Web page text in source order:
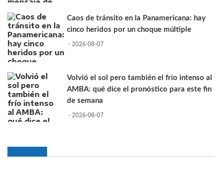
Caos de tránsito en la Panamericana: hay
cinco heridos por un choque múltiple
- 2026-08-07
Volvió el sol pero también el frío intenso al
AMBA: qué dice el pronóstico para este fin
de semana
- 2026-08-07